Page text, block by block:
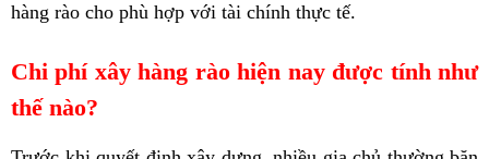
hàng rào cho phù hợp với tài chính thực tế.
Chi phí xây hàng rào hiện nay được tính như
thế nào?